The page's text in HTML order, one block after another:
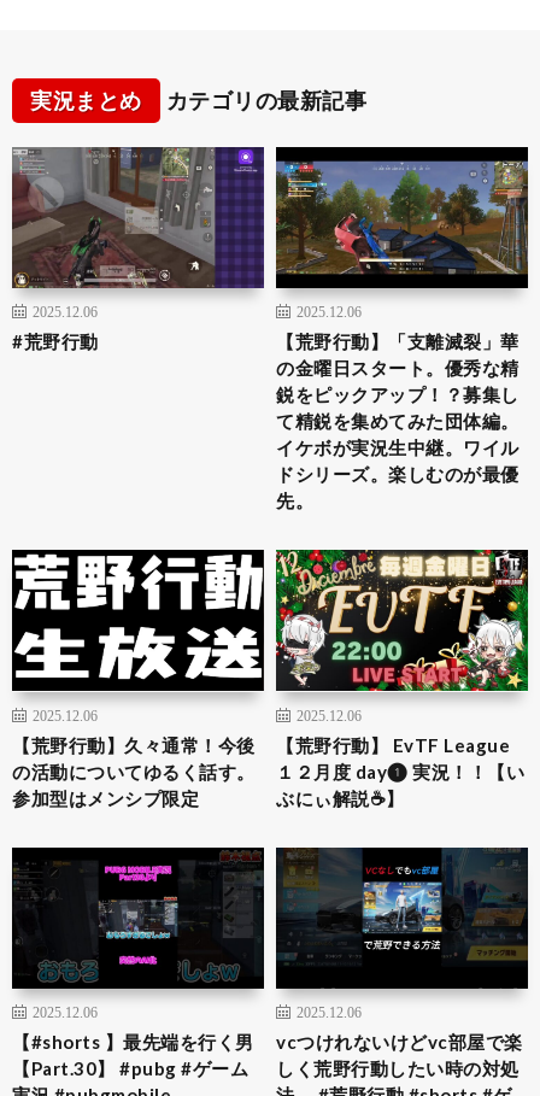
実況まとめ カテゴリの最新記事
2025.12.06
#荒野行動
2025.12.06
【荒野行動】「支離滅裂」華
の金曜日スタート。優秀な精
鋭をピックアップ！？募集し
て精鋭を集めてみた団体編。
イケボが実況生中継。ワイル
ドシリーズ。楽しむのが最優
先。
2025.12.06
【荒野行動】久々通常！今後
の活動についてゆるく話す。
参加型はメンシプ限定
2025.12.06
【荒野行動】 EvTF League
１２月度 day❶ 実況！！【い
ぶにぃ解説☕️】
2025.12.06
【#shorts 】最先端を行く男
【Part.30】 #pubg #ゲーム
2025.12.06
vcつけれないけどvc部屋で楽
しく荒野行動したい時の対処